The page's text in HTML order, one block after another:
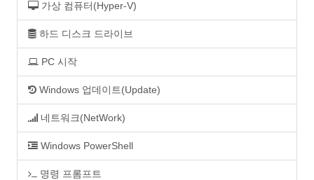
가상 컴퓨터(Hyper-V)
하드 디스크 드라이브
PC 시작
Windows 업데이트(Update)
네트워크(NetWork)
Windows PowerShell
명령 프롬프트